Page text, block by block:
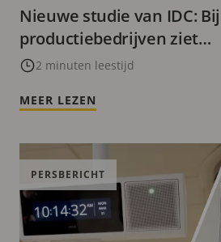
Nieuwe studie van IDC:
productiebedrijven ziet
procesoptimalisatie als
2 minuten leestijd
MEER LEZEN
PERSBERICHT